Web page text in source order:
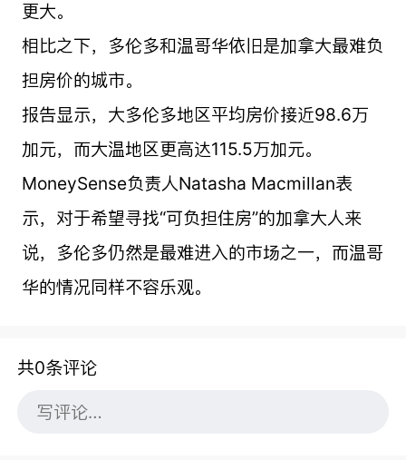
更大。
相比之下，多伦多和温哥华依旧是加拿大最难负
担房价的城市。
报告显示，大多伦多地区平均房价接近98.6万
加元，而大温地区更高达115.5万加元。
MoneySense负责人Natasha Macmillan表
示，对于希望寻找“可负担住房”的加拿大人来
说，多伦多仍然是最难进入的市场之一，而温哥
华的情况同样不容乐观。
共0条评论